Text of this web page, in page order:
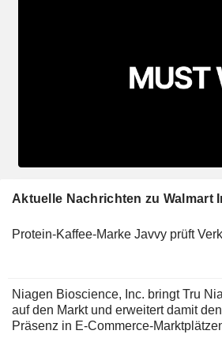
Aktuelle Nachrichten zu Walmart
Protein-Kaffee-Marke Javvy prüft
Niagen Bioscience, Inc. bringt Tru
auf den Markt und erweitert damit
Präsenz in E-Commerce-